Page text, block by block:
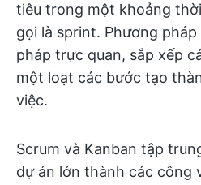
tiêu trong một khoảng
gọi là sprint. Phương
pháp trực quan, sắp xếp
một loạt các bước tạo
việc.
Scrum và Kanban tập
dự án lớn thành các công